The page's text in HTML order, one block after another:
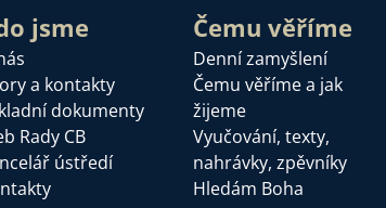
jsme
a kontakty
dokumenty
Rady CB
ústředí
Čemu věříme
Denní zamyšlení
Čemu věříme a jak
žijeme
Vyučování, texty,
nahrávky, zpěvníky
Hledám Boha